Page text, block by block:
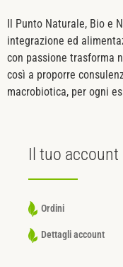
Il Punto Naturale, Bio e
integrazione ed
con passione trasforma
così a proporre
macrobiotica, per ogni
Il tuo account
Ordini
Dettagli account